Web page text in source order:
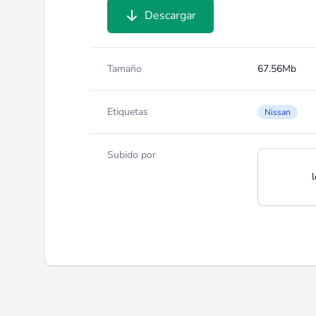
Descargar
Tamaño 67.56Mb
Etiquetas Nissan
Subido por